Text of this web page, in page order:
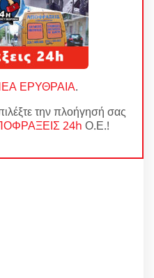
ΕΡΥΘΡΑΙΑ.
την πλοήγησή σας
24h Ο.Ε.!